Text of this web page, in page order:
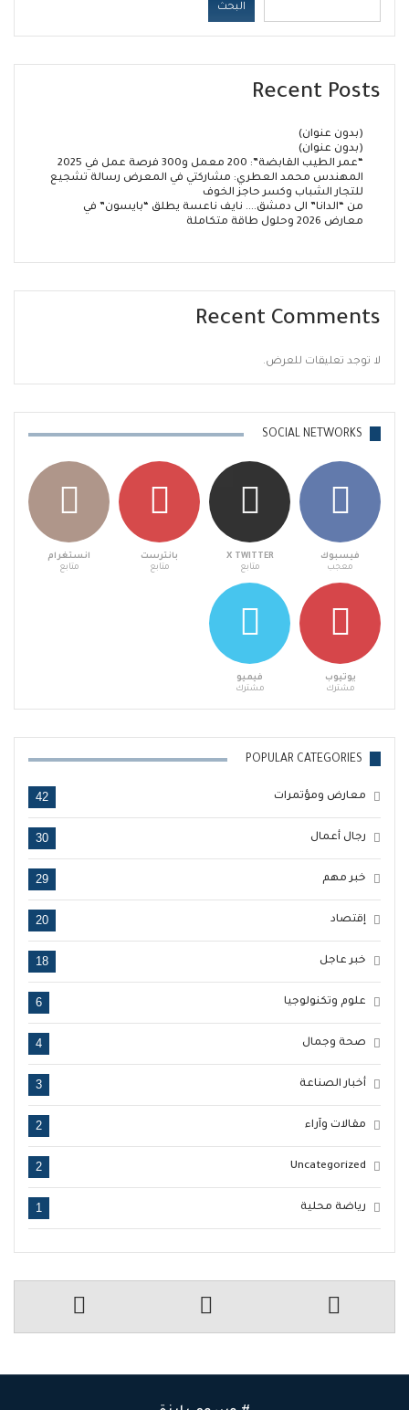
البحث
Recent Posts
(بدون عنوان)
(بدون عنوان)
“عمر الطيب القابضة”: 200 معمل و300 فرصة عمل في 2025
المهندس محمد العطري: مشاركتي في المعرض رسالة تشجيع
للتجار الشباب وكسر حاجز الخوف
من “الدانا” الى دمشق…. نايف ناعسة يطلق “بايسون” في
معارض 2026 وحلول طاقة متكاملة
Recent Comments
لا توجد تعليقات للعرض.
SOCIAL NETWORKS
فيسبوك
معجب
X TWITTER
متابع
بانترست
متابع
انستغرام
متابع
يوتيوب
مشترك
فيميو
مشترك
POPULAR CATEGORIES
معارض ومؤتمرات 42
رجال أعمال 30
خبر مهم 29
إقتصاد 20
خبر عاجل 18
علوم وتكنولوجيا 6
صحة وجمال 4
أخبار الصناعة 3
مقالات وآراء 2
Uncategorized
2
رياضة محلية 1